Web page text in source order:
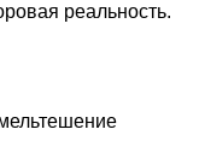
реальность.